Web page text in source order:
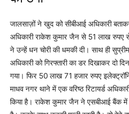
जालसाज़ों ने खुद को सीबीआई अधिकारी बताकर
अधिकारी राकेश कुमार जैन से 51 लाख रुपए
ने उन्हें धन चोरी की धमकी दी। साथ ही
अधिकारी को गिरफ्तारी का डर दिखाकर दो
गया। फिर 50 लाख 71 हजार रुपए
माधव नगर थाने में एक वरिष्ठ रिटायर्ड
किया है। राकेश कुमार जैन ने एसबीआई बैंक में